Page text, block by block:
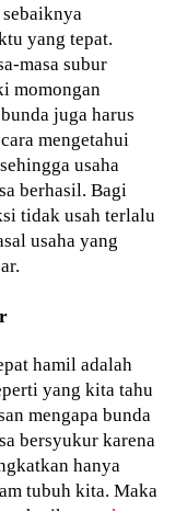
yang tepat.
masa subur
momongan
juga harus
mengetahui
sehingga usaha
berhasil. Bagi
tidak usah terlalu
usaha yang
hamil adalah
yang kita tahu
mengapa bunda
bersyukur karena
hanya
tubuh kita. Maka